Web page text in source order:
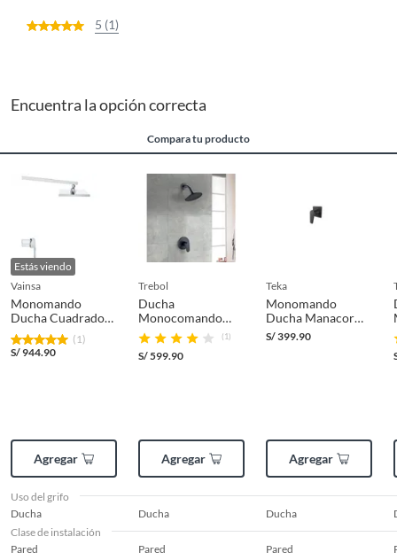
5 (1)
Encuentra la opción correcta
Compara tu producto
Estás viendo
vainsa
Monomando
Ducha Cuadrado
Vallarta
(1)
S/944.90
Agregar
trebol
Ducha
Monocomando
Oxford Negro
Mate
(1)
S/599.90
Agregar
teka
Monomando
Ducha Manacor
Negro
S/399.90
Agregar
Uso del grifo
Ducha
Ducha Ducha
Clase de instalación
Pared
Pared Pared